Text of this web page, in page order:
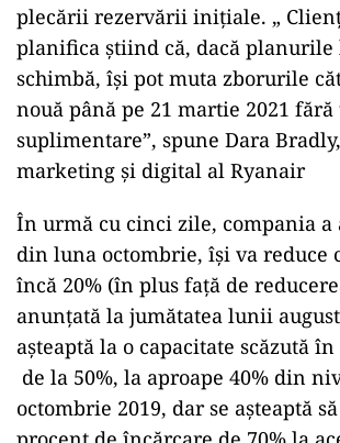
plecării rezervării inițiale. „
planifica știind că, dacă planurile
schimbă, își pot muta zborurile
nouă până pe 21 martie 2021 fără
suplimentare”, spune Dara
marketing şi digital al Ryanair
În urmă cu cinci zile, compania a
din luna octombrie, își va reduce
încă 20% (în plus față de
anunțată la jumătatea lunii
așteaptă la o capacitate scăzută
de la 50%, la aproape 40% din
octombrie 2019, dar se așteaptă